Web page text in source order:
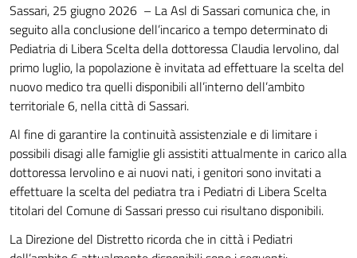
Sassari, 25 giugno 2026 – La Asl di Sassari comunica che, in
seguito alla conclusione dell’incarico a tempo determinato di
Pediatria di Libera Scelta della dottoressa Claudia Iervolino, dal
primo luglio, la popolazione è invitata ad effettuare la scelta del
nuovo medico tra quelli disponibili all’interno dell’ambito
territoriale 6, nella città di Sassari.
Al fine di garantire la continuità assistenziale e di limitare i
possibili disagi alle famiglie gli assistiti attualmente in carico alla
dottoressa Iervolino e ai nuovi nati, i genitori sono invitati a
effettuare la scelta del pediatra tra i Pediatri di Libera Scelta
titolari del Comune di Sassari presso cui risultano disponibili.
La Direzione del Distretto ricorda che in città i Pediatri